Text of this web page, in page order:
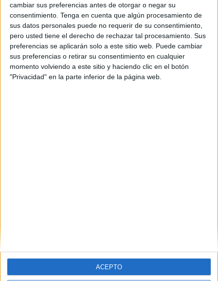
cambiar sus preferencias antes de otorgar o negar su
consentimiento. Tenga en cuenta que algún procesamiento de
sus datos personales puede no requerir de su consentimiento,
pero usted tiene el derecho de rechazar tal procesamiento. Sus
preferencias se aplicarán solo a este sitio web. Puede cambiar
sus preferencias o retirar su consentimiento en cualquier
momento volviendo a este sitio y haciendo clic en el botón
"Privacidad" en la parte inferior de la página web.
ACEPTO
SEGUIR LEYENDO
Buscar